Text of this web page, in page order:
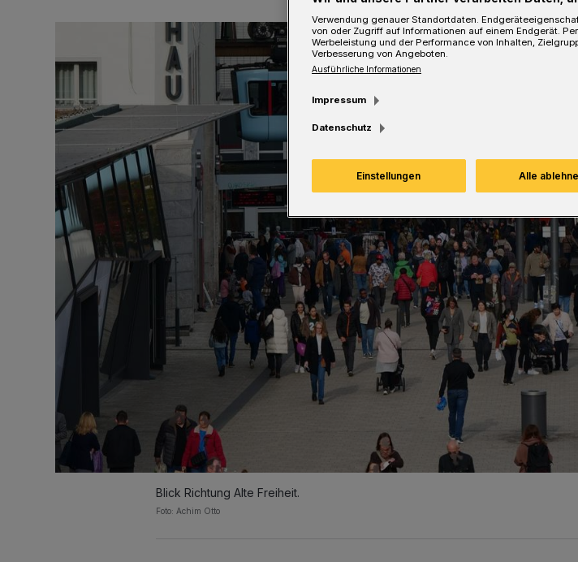
Blick Richtung Alte Freiheit.
Foto: Achim Otto
Verwendung genauer Standortdaten.
von oder Zugriff auf Informationen auf einem Endgerät.
Werbeleistung und der Performance von Inhalten,
Verbesserung von Angeboten.
Ausführliche Informationen
Impressum
Datenschutz
Einstellungen Alle